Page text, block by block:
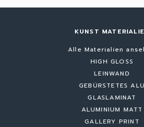
KUNST
Alle Materialien
HIGH GLOSS
LEINWAND
GEBÜRSTETES ALU
GLASLAMINAT
ALUMINIUM MATT
GALLERY PRINT